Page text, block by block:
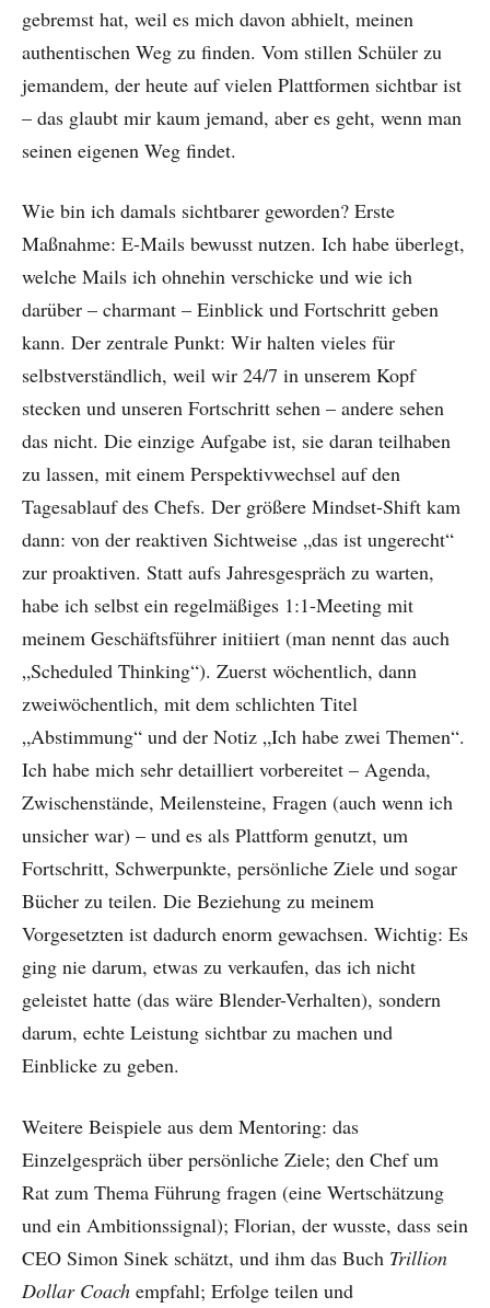
gebremst hat, weil es mich davon abhielt, meinen
authentischen Weg zu finden. Vom stillen Schüler zu
jemandem, der heute auf vielen Plattformen sichtbar ist
– das glaubt mir kaum jemand, aber es geht, wenn man
seinen eigenen Weg findet.
Wie bin ich damals sichtbarer geworden? Erste
Maßnahme: E-Mails bewusst nutzen. Ich habe überlegt,
welche Mails ich ohnehin verschicke und wie ich
darüber – charmant – Einblick und Fortschritt geben
kann. Der zentrale Punkt: Wir halten vieles für
selbstverständlich, weil wir 24/7 in unserem Kopf
stecken und unseren Fortschritt sehen – andere sehen
das nicht. Die einzige Aufgabe ist, sie daran teilhaben
zu lassen, mit einem Perspektivwechsel auf den
Tagesablauf des Chefs. Der größere Mindset-Shift kam
dann: von der reaktiven Sichtweise „das ist ungerecht“
zur proaktiven. Statt aufs Jahresgespräch zu warten,
habe ich selbst ein regelmäßiges 1:1-Meeting mit
meinem Geschäftsführer initiiert (man nennt das auch
„Scheduled Thinking“). Zuerst wöchentlich, dann
zweiwöchentlich, mit dem schlichten Titel
„Abstimmung“ und der Notiz „Ich habe zwei Themen“.
Ich habe mich sehr detailliert vorbereitet – Agenda,
Zwischenstände, Meilensteine, Fragen (auch wenn ich
unsicher war) – und es als Plattform genutzt, um
Fortschritt, Schwerpunkte, persönliche Ziele und sogar
Bücher zu teilen. Die Beziehung zu meinem
Vorgesetzten ist dadurch enorm gewachsen. Wichtig: Es
ging nie darum, etwas zu verkaufen, das ich nicht
geleistet hatte (das wäre Blender-Verhalten), sondern
darum, echte Leistung sichtbar zu machen und
Einblicke zu geben.
Weitere Beispiele aus dem Mentoring: das
Einzelgespräch über persönliche Ziele; den Chef um
Rat zum Thema Führung fragen (eine Wertschätzung
und ein Ambitionssignal); Florian, der wusste, dass sein
CEO Simon Sinek schätzt, und ihm das Buch Trillion
Dollar Coach empfahl; Erfolge teilen und